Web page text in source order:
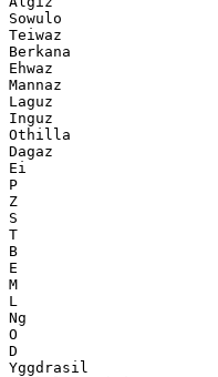
Sowulo
Teiwaz
Berkana
Ehwaz
Mannaz
Laguz
Inguz
Othilla
Dagaz
Ei
P
Z
S
T
B
E
M
L
Ng
O
D
Yggdrasil